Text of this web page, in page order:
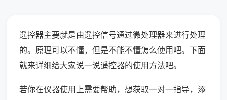
遥控器主要就是由遥控信号通过微处理器来进行处理
的。原理可以不懂，但是不能不懂怎么使用吧。下面
就来详细给大家说一说遥控器的使用方法吧。
若你在仪器使用上需要帮助，想获取一对一指导，添